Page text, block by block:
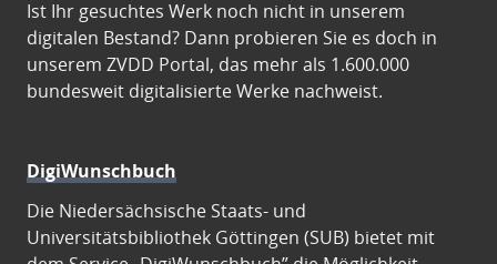
Ist Ihr gesuchtes Werk noch nicht in unserem
digitalen Bestand? Dann probieren Sie es doch in
unserem ZVDD Portal, das mehr als 1.600.000
bundesweit digitalisierte Werke nachweist.
DigiWunschbuch
Die Niedersächsische Staats- und
Universitätsbibliothek Göttingen (SUB) bietet mit